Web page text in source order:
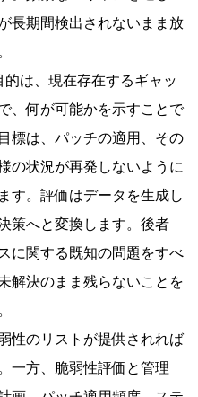
長期間検出されないまま放
的は、現在存在するギャッ
、何が可能かを示すことで
標は、パッチの適用、その
の状況が再発しないように
す。評価はデータを生成し
策へと変換します。後者
に関する既知の問題をすべ
解決のまま残らないことを
性のリストが提供されれば
一方、脆弱性評価と管理